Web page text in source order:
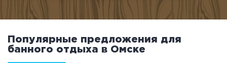
Комната отдыха
WI-FI
Детская комната
Сеновал
Популярные предложения для
банного отдыха в Омске